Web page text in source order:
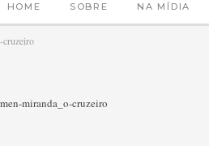
HOME SOBRE NA MÍDIA
cruzeiro